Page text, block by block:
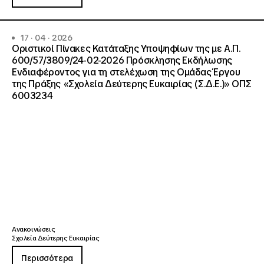
17 · 04 · 2026
Οριστικοί Πίνακες Κατάταξης Υποψηφίων της με Α.Π.
600/57/3809/24-02-2026 Πρόσκλησης Εκδήλωσης
Ενδιαφέροντος για τη στελέχωση της Ομάδας Έργου
της Πράξης «Σχολεία Δεύτερης Ευκαιρίας (Σ.Δ.Ε.)» ΟΠΣ
6003234
Ανακοινώσεις
Σχολεία Δεύτερης Ευκαιρίας
Περισσότερα